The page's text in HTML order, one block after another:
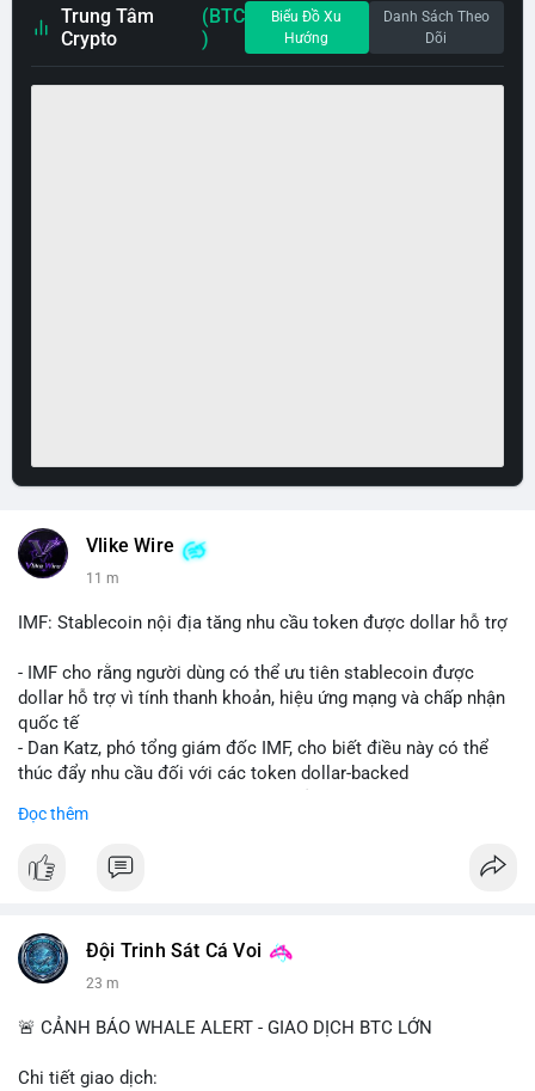
Trung Tâm
Crypto
(BTC
)
Biểu Đồ Xu
Hướng
Danh Sách Theo
Dõi
Vlike Wire
11 m
IMF: Stablecoin nội địa tăng nhu cầu token được dollar hỗ trợ
- IMF cho rằng người dùng có thể ưu tiên stablecoin được
dollar hỗ trợ vì tính thanh khoản, hiệu ứng mạng và chấp nhận
quốc tế
- Dan Katz, phó tổng giám đốc IMF, cho biết điều này có thể
thúc đẩy nhu cầu đối với các token dollar-backed
triển stablecoin nội địa
$btc $eth
📰 Nguồn: Cointelegraph
Đọc thêm
Đội Trinh Sát Cá Voi
23 m
🚨 CẢNH BÁO WHALE ALERT - GIAO DỊCH BTC LỚN
Chi tiết giao dịch: